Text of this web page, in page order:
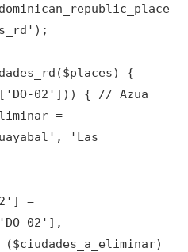
{
'Las
02'],